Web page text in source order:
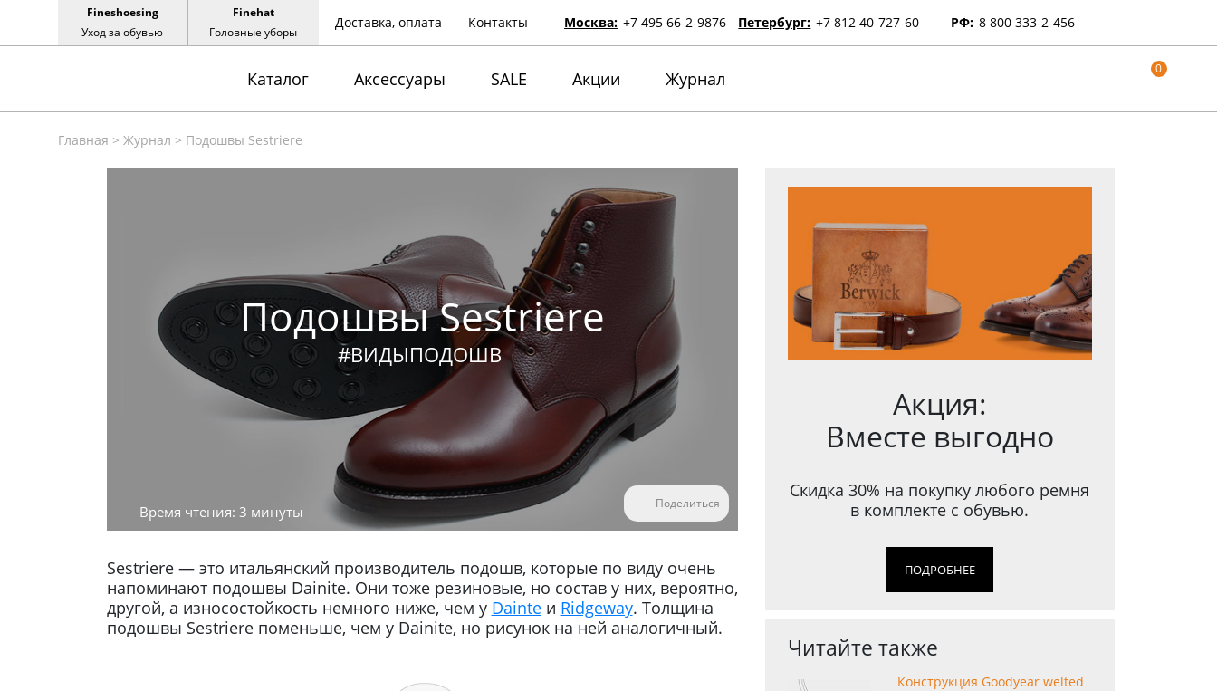
Fineshoesing
Уход за обувью
Finehat
Головные уборы
Доставка, оплата Контакты Москва: +7 495 66-2-9876 Петербург: +7 812 40-727-60 РФ: 8 800 333-2-456
Каталог Аксессуары SALE Акции Журнал 0
Главная > Журнал > Подошвы Sestriere
Подошвы Sestriere
#ВИДЫПОДОШВ
Время чтения: 3 минуты Поделиться
Sestriere — это итальянский производитель подошв, которые по виду очень
напоминают подошвы Dainite. Они тоже резиновые, но состав у них, вероятно,
другой, а износостойкость немного ниже, чем у Dainteи Ridgeway. Толщина
подошвы Sestriere поменьше, чем у Dainite, но рисунок на ней аналогичный.
Акция:
Вместе выгодно
Скидка 30% на покупку любого ремня
в комплекте с обувью.
ПОДРОБНЕЕ
Читайте также
Конструкция Goodyear welted